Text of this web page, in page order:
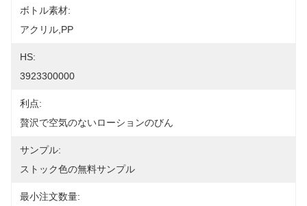
ボトル素材:
アクリル,PP
HS:
3923300000
利点:
贅沢で空気のないローションのびん
サンプル:
ストック色の無料サンプル
最小注文数量: